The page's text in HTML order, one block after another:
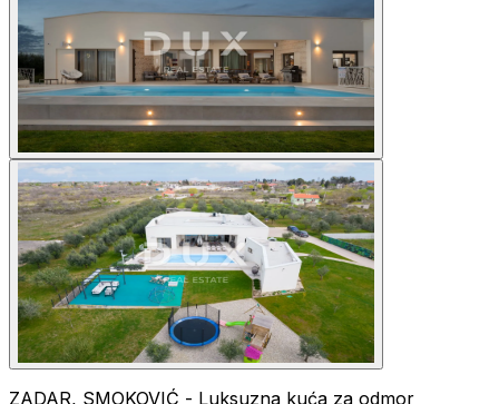
ZADAR, SMOKOVIĆ - Luksuzna kuća za odmor